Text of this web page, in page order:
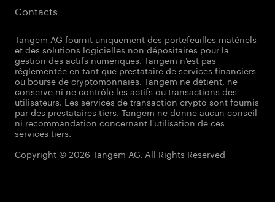
Contacts
Tangem AG fournit uniquement des portefeuilles matériels
et des solutions logicielles non dépositaires pour la
gestion des actifs numériques. Tangem n’est pas
réglementée en tant que prestataire de services financiers
ou bourse de cryptomonnaies. Tangem ne détient, ne
conserve ni ne contrôle les actifs ou transactions des
utilisateurs. Les services de transaction crypto sont fournis
par des prestataires tiers. Tangem ne donne aucun conseil
ni recommandation concernant l'utilisation de ces
services tiers.